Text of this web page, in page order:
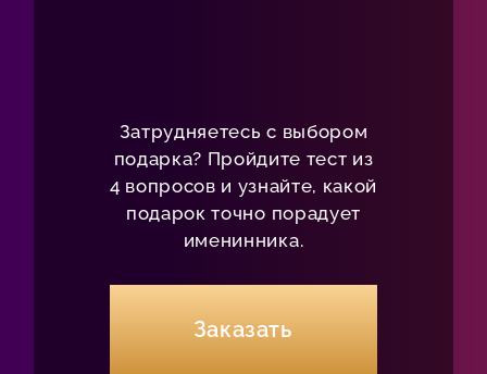
Затрудняетесь с выбором
подарка? Пройдите тест из
4 вопросов и узнайте, какой
подарок точно порадует
именинника.
Заказать